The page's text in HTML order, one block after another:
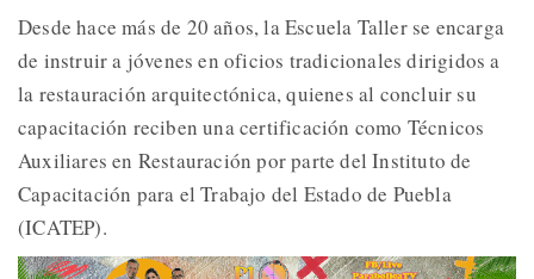
Desde hace más de 20 años, la Escuela Taller se encarga
de instruir a jóvenes en oficios tradicionales dirigidos a
la restauración arquitectónica, quienes al concluir su
capacitación reciben una certificación como Técnicos
Auxiliares en Restauración por parte del Instituto de
Capacitación para el Trabajo del Estado de Puebla
(ICATEP).